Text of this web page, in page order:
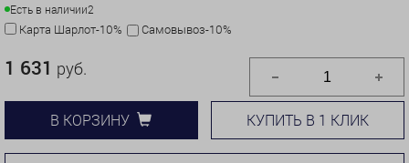
Есть в наличии2
Карта Шарлот-10% Самовывоз-10%
1 631 руб.
В КОРЗИНУ КУПИТЬ В 1 КЛИК